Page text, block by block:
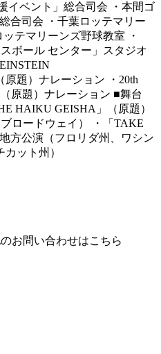
イベント」総合司会 ・本間ゴ
総合司会 ・千葉ロッテマリー
テマリーンズ野球教室 ・
ボール センター」スタジオ
題）ナレーション ・20th
原題）ナレーション ■舞台
HAIKU GEISHA」（原題）
ロードウェイ） ・「TAKE
方公演（フロリダ州、ワシン
ット州）
お問い合わせはこちら